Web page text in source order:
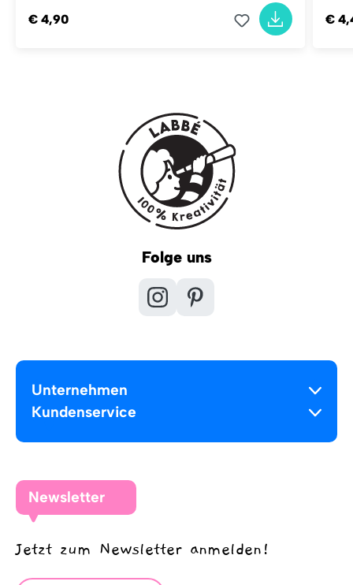
€ 4,90 €
Folge uns
Unternehmen
Kundenservice
Newsletter
Jetzt zum Newsletter anmelden!